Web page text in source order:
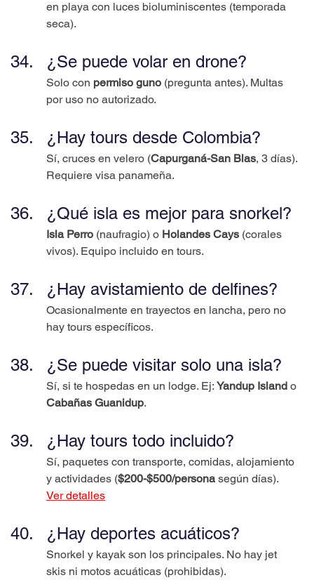
en playa con luces bioluminiscentes (temporada
seca).
¿Se puede volar en drone?
Solo con permiso guno (pregunta antes). Multas
por uso no autorizado.
¿Hay tours desde Colombia?
Sí, cruces en velero (Capurganá-San Blas, 3 días).
Requiere visa panameña.
¿Qué isla es mejor para snorkel?
Isla Perro (naufragio) o Holandes Cays (corales
vivos). Equipo incluido en tours.
¿Hay avistamiento de delfines?
Ocasionalmente en trayectos en lancha, pero no
hay tours específicos.
¿Se puede visitar solo una isla?
Sí, si te hospedas en un lodge. Ej: Yandup Island o
Cabañas Guanidup.
¿Hay tours todo incluido?
Sí, paquetes con transporte, comidas, alojamiento
y actividades ($200-$500/persona según días).
Ver detalles
¿Hay deportes acuáticos?
Snorkel y kayak son los principales. No hay jet
skis ni motos acuáticas (prohibidas).